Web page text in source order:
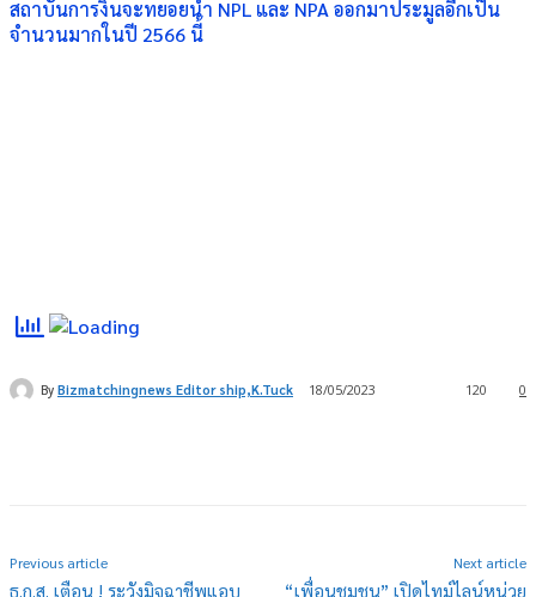
สถาบันการงินจะทยอยนำ NPL และ NPA ออกมาประมูลอีกเป็น
จำนวนมากในปี 2566 นี้
By Bizmatchingnews Editor ship,K.Tuck 18/05/2023 0
120
Previous article
ธ.ก.ส. เตือน ! ระวังมิจฉาชีพแอบ
Next article
“เพื่อนชุมชน” เปิดไทม์ไลน์หน่วย